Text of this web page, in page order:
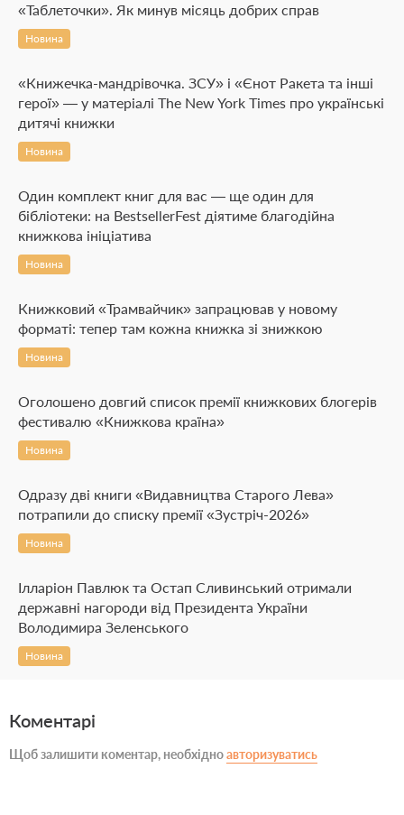
«Таблеточки». Як минув місяць добрих справ
Новина
«Книжечка-мандрівочка. ЗСУ» і «Єнот Ракета та інші
герої» — у матеріалі The New York Times про українські
дитячі книжки
Новина
Один комплект книг для вас — ще один для
бібліотеки: на BestsellerFest діятиме благодійна
книжкова ініціатива
Новина
Книжковий «Трамвайчик» запрацював у новому
форматі: тепер там кожна книжка зі знижкою
Новина
Оголошено довгий список премії книжкових блогерів
фестивалю «Книжкова країна»
Новина
Одразу дві книги «Видавництва Старого Лева»
потрапили до списку премії «Зустріч-2026»
Новина
Ілларіон Павлюк та Остап Сливинський отримали
державні нагороди від Президента України
Володимира Зеленського
Новина
Коментарі
Щоб залишити коментар, необхідноавторизуватись